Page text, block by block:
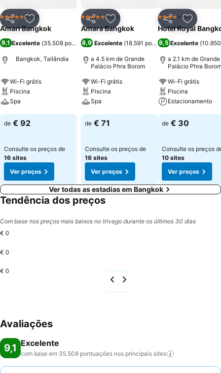
PartilharAdicionar aos favoritos
5 EstrelasHotel
Amari Bangkok
9,1 Excelente (35.508 pontuações)
Bangkok, Tailândia
Wi-Fi grátis
Piscina
Spa
Ver preços
de € 92
Consulte os preços de
16 sites
Ver preços
PartilharAdicionar aos favoritos
5 EstrelasHotel
Amara Bangkok
8,9 Excelente (18.591 pontuações)
a 4.5 km de Grande
Palácio Phra Borom
Wi-Fi grátis
Piscina
Spa
Ver preços
de € 71
Consulte os preços de
16 sites
Ver preços
Partilhar
4 EstrelasHotel
Hotel Royal
8,5 Excelente (
a 2.1 km de Grande
Palácio Phra
Wi-Fi grátis
Piscina
Estacionamento
Ver preços
de € 30
Consulte os preços
10 sites
Ver preços
Ver todas as estadias em Bangkok
Tendência dos preços
Com base nos preços mais baixos no trivago durante os últimos 30 dias
€ 0
€ 0
€ 0
Avaliações
9,1 Excelente
com base em 35.508 pontuações nos principais sites